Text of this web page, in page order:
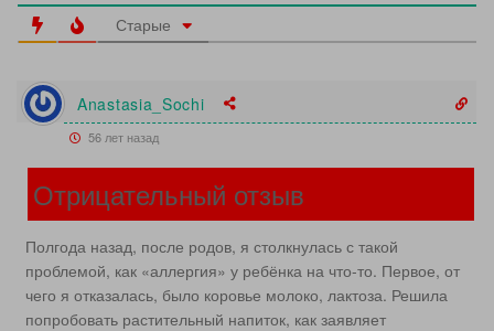
Старые
Anastasia_Sochi
56 лет назад
Отрицательный отзыв
Полгода назад, после родов, я столкнулась с такой
проблемой, как «аллергия» у ребёнка на что-то. Первое, от
чего я отказалась, было коровье молоко, лактоза. Решила
попробовать растительный напиток, как заявляет